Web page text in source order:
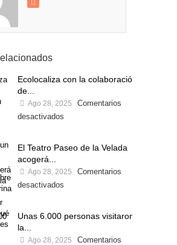
Ecolocaliza con la colaboración
de...
Ago 28, 2025
Comentarios
desactivados
El Teatro Paseo de la Velada
acogerá...
Ago 28, 2025
Comentarios
desactivados
Unas 6.000 personas visitaron
la...
Ago 28, 2025
Comentarios